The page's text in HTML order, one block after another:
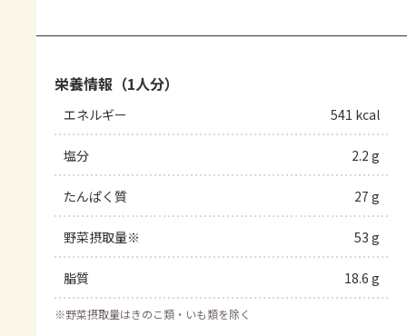
栄養情報（1人分）
エネルギー 541 kcal
塩分 2.2 g
たんぱく質 27 g
野菜摂取量※ 53 g
脂質 18.6 g
※野菜摂取量はきのこ類・いも類を除く